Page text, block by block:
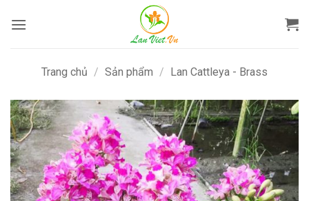
qua
Trang chủ / Sản phẩm / Lan Cattleya - Brass